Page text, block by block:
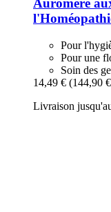
Auromère
Pour
Pour une
Soin des
14,49 € (144,90
Livraison